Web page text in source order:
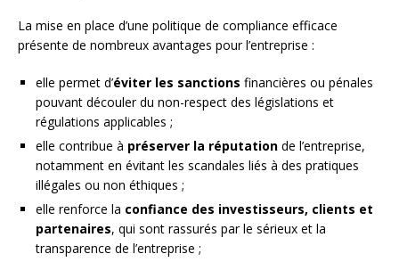
La mise en place d’une politique de compliance efficace
présente de nombreux avantages pour l’entreprise :
elle permet d’éviter les sanctions financières ou pénales
pouvant découler du non-respect des législations et
régulations applicables ;
elle contribue à préserver la réputation de l’entreprise,
notamment en évitant les scandales liés à des pratiques
illégales ou non éthiques ;
elle renforce la confiance des investisseurs, clients et
partenaires, qui sont rassurés par le sérieux et la
transparence de l’entreprise ;